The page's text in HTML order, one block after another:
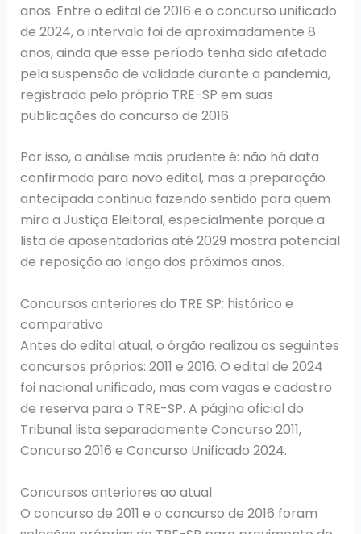
anos. Entre o edital de 2016 e o concurso unificado
de 2024, o intervalo foi de aproximadamente 8
anos, ainda que esse período tenha sido afetado
pela suspensão de validade durante a pandemia,
registrada pelo próprio TRE-SP em suas
publicações do concurso de 2016.
Por isso, a análise mais prudente é: não há data
confirmada para novo edital, mas a preparação
antecipada continua fazendo sentido para quem
mira a Justiça Eleitoral, especialmente porque a
lista de aposentadorias até 2029 mostra potencial
de reposição ao longo dos próximos anos.
Concursos anteriores do TRE SP: histórico e
comparativo
Antes do edital atual, o órgão realizou os seguintes
concursos próprios: 2011 e 2016. O edital de 2024
foi nacional unificado, mas com vagas e cadastro
de reserva para o TRE-SP. A página oficial do
Tribunal lista separadamente Concurso 2011,
Concurso 2016 e Concurso Unificado 2024.
Concursos anteriores ao atual
O concurso de 2011 e o concurso de 2016 foram